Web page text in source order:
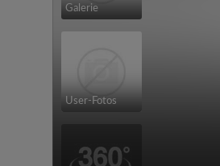
Galerie
User-Fotos